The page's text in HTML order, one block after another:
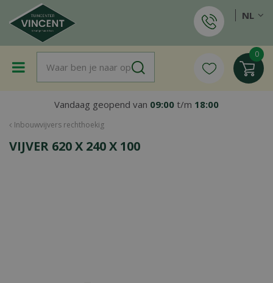
a
Inbouwvijvers rechthoekig
Vandaag geopend van 09:00 t/m 18:00
NL
VIJVER 620 X 240 X 100